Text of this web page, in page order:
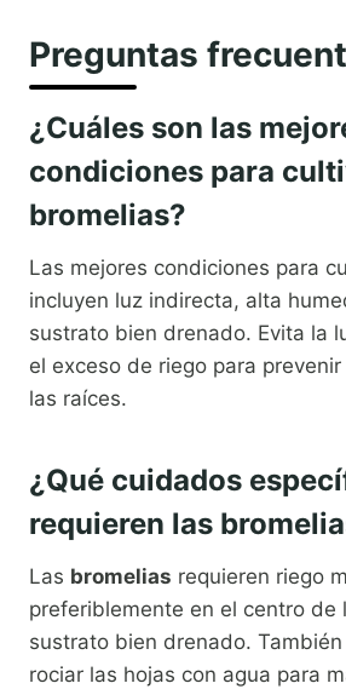
Preguntas
¿Cuáles son las
condiciones para
bromelias?
Las mejores condiciones para
incluyen luz indirecta, alta
sustrato bien drenado. Evita la
el exceso de riego para
las raíces.
¿Qué cuidados
requieren las
Las bromelias requieren riego
preferiblemente en el centro de
sustrato bien drenado.
rociar las hojas con agua para